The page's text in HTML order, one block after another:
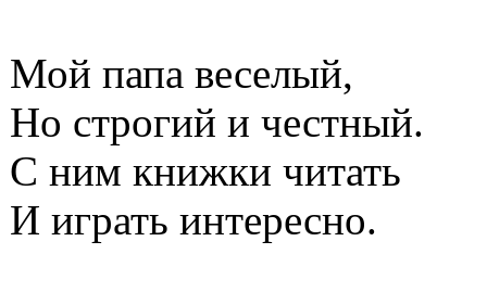
Мой папа веселый,
Но строгий и честный.
С ним книжки читать
И играть интересно.